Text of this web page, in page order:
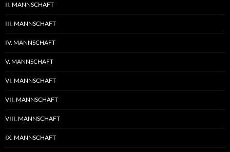
II. MANNSCHAFT
III. MANNSCHAFT
IV. MANNSCHAFT
V. MANNSCHAFT
VI. MANNSCHAFT
VII. MANNSCHAFT
VIII. MANNSCHAFT
IX. MANNSCHAFT